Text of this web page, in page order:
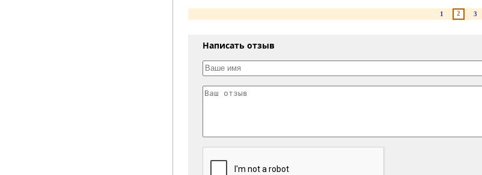
1 2 3
Написать отзыв